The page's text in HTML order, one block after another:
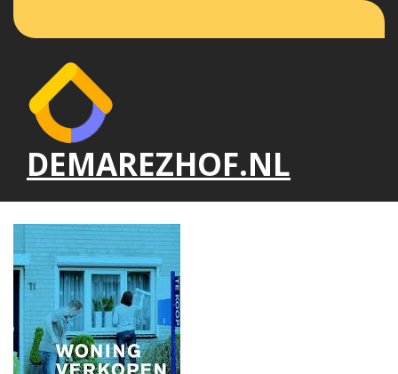
de
DEMAREZHOF.NL